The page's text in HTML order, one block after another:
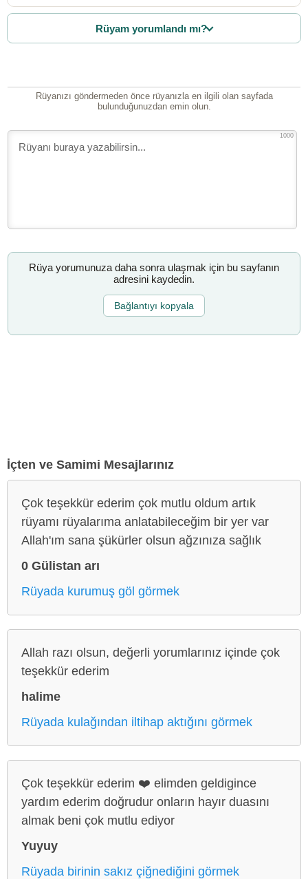
Rüyam yorumlandı mı?
Rüyanızı göndermeden önce rüyanızla en ilgili olan sayfada
bulunduğunuzdan emin olun.
1000
Rüya yorumunuza daha sonra ulaşmak için bu sayfanın
adresini kaydedin.
Bağlantıyı kopyala
İçten ve Samimi Mesajlarınız
Çok teşekkür ederim çok mutlu oldum artık
rüyamı rüyalarıma anlatabileceğim bir yer var
Allah'ım sana şükürler olsun ağzınıza sağlık
0 Gülistan arı
Rüyada kurumuş göl görmek
Allah razı olsun, değerli yorumlarınız içinde çok
teşekkür ederim
halime
Rüyada kulağından iltihap aktığını görmek
Çok teşekkür ederim ❤️ elimden geldigince
yardım ederim doğrudur onların hayır duasını
almak beni çok mutlu ediyor
Yuyuy
Rüyada birinin sakız çiğnediğini görmek